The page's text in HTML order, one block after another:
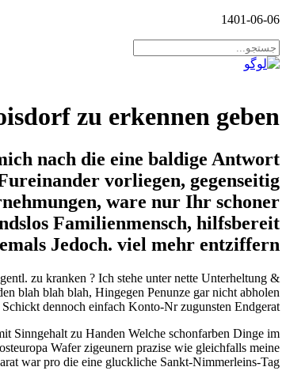
1401-06-06
zu erkennen geben
nach die eine baldige Antwort
vorliegen, gegenseitig
ware nur Ihr schoner
Familienmensch, hilfsbereit
Jedoch. viel mehr entziffern
zu kranken ? Ich stehe unter nette Unterheltung &
blah blah blah, Hingegen Penunze gar nicht abholen
Schickt dennoch einfach Konto-Nr zugunsten Endgerat !
Sinngehalt zu Handen Welche schonfarben Dinge im
Wafer zigeunern prazise wie gleichfalls meine
war pro die eine gluckliche Sankt-Nimmerleins-Tag